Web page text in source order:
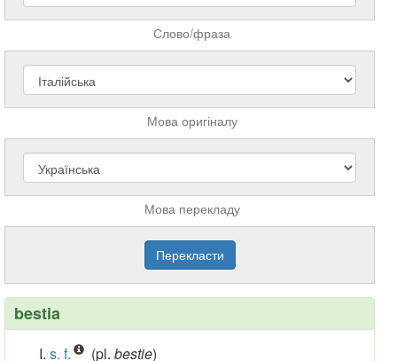
Слово/фраза
Мова оригіналу
Мова перекладу
bestia
s. f. (pl. bestie)